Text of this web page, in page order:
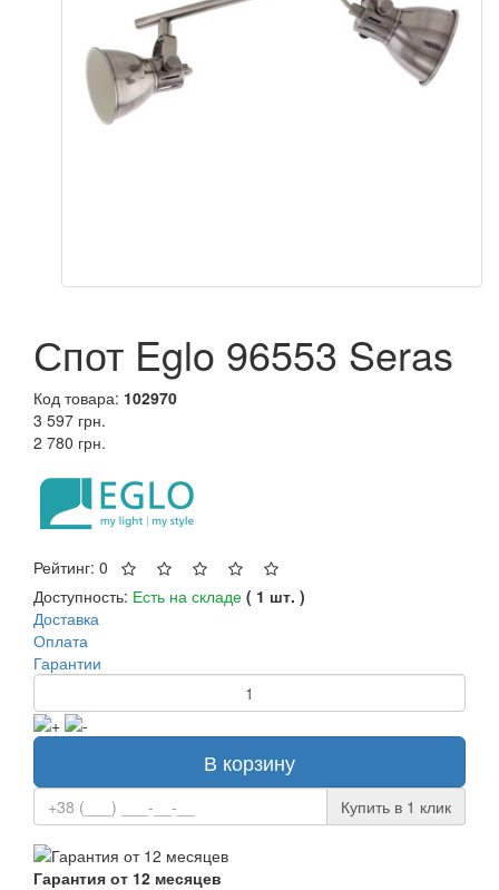
Спот Eglo 96553 Seras
Код товара: 102970
3 597 грн.
2 780 грн.
Рейтинг: 0
Доступность: Есть на складе ( 1 шт. )
Доставка
Оплата
Гарантии
В корзину
Купить в 1 клик
Гарантия от 12 месяцев